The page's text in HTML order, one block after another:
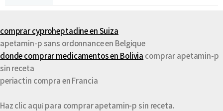
comprar cyproheptadine en Suiza
apetamin-p sans ordonnance en Belgique
donde comprar medicamentos en Bolivia comprar apetamin-p
sin receta
periactin compra en Francia
Haz clic aquí para comprar apetamin-p sin receta.